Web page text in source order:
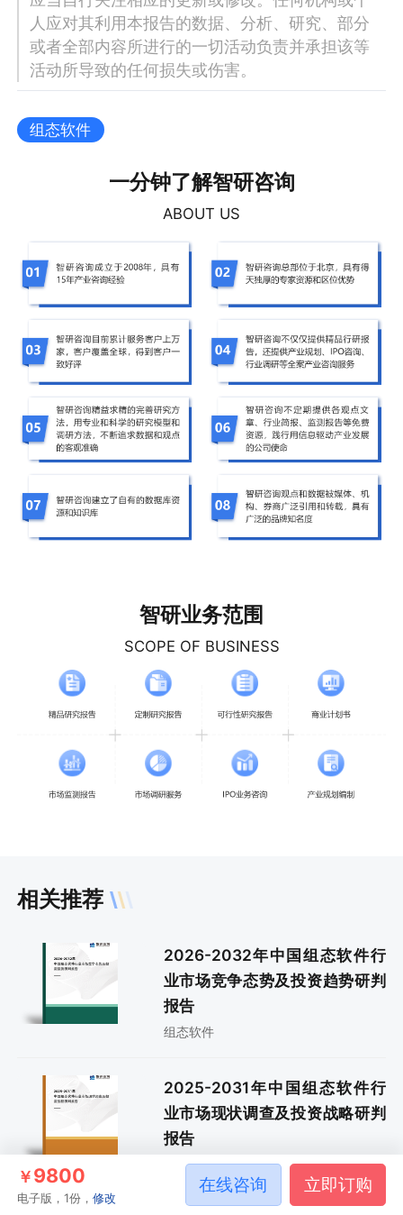
人应对其利用本报告的数据、分析、研究、部分
或者全部内容所进行的一切活动负责并承担该等
活动所导致的任何损失或伤害。
组态软件
一分钟了解智研咨询
ABOUT US
智研业务范围
SCOPE OF BUSINESS
相关推荐
2026-2032年中国组态软件行
业市场竞争态势及投资趋势研判
报告
组态软件
2025-2031年中国组态软件行
业市场现状调查及投资战略研判
报告
组态软件
￥9800
电子版，1份，修改
在线咨询 立即订购